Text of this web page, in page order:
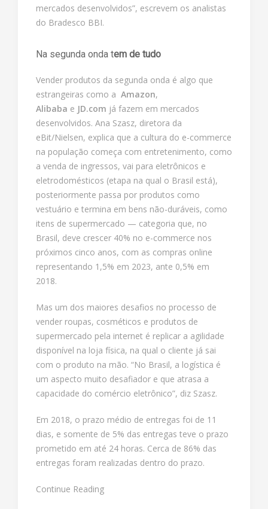
mercados desenvolvidos”, escrevem os analistas
do Bradesco BBI.
Na segunda onda tem de tudo
Vender produtos da segunda onda é algo que
estrangeiras como a Amazon,
Alibaba e JD.com já fazem em mercados
desenvolvidos. Ana Szasz, diretora da
eBit/Nielsen, explica que a cultura do e-commerce
na população começa com entretenimento, como
a venda de ingressos, vai para eletrônicos e
eletrodomésticos (etapa na qual o Brasil está),
posteriormente passa por produtos como
vestuário e termina em bens não-duráveis, como
itens de supermercado — categoria que, no
Brasil, deve crescer 40% no e-commerce nos
próximos cinco anos, com as compras online
representando 1,5% em 2023, ante 0,5% em
2018.
Mas um dos maiores desafios no processo de
vender roupas, cosméticos e produtos de
supermercado pela internet é replicar a agilidade
disponível na loja física, na qual o cliente já sai
com o produto na mão. “No Brasil, a logística é
um aspecto muito desafiador e que atrasa a
capacidade do comércio eletrônico”, diz Szasz.
Em 2018, o prazo médio de entregas foi de 11
dias, e somente de 5% das entregas teve o prazo
prometido em até 24 horas. Cerca de 86% das
entregas foram realizadas dentro do prazo.
Continue Reading